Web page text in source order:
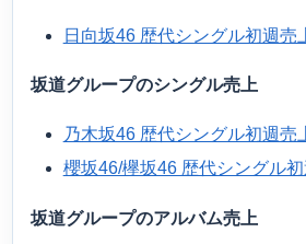
日向坂46 歴代シングル初週売
坂道グループのシングル売上
乃木坂46 歴代シングル初週売
櫻坂46/欅坂46 歴代シングル
坂道グループのアルバム売上